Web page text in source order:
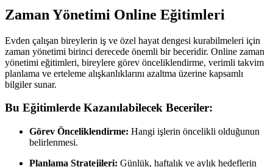
Zaman Yönetimi Online Eğitimleri
Evden çalışan bireylerin iş ve özel hayat dengesi kurabilmeleri için
zaman yönetimi birinci derecede önemli bir beceridir. Online zaman
yönetimi eğitimleri, bireylere görev önceliklendirme, verimli takvim
planlama ve erteleme alışkanlıklarını azaltma üzerine kapsamlı
bilgiler sunar.
Bu Eğitimlerde Kazanılabilecek Beceriler:
Görev Önceliklendirme: Hangi işlerin öncelikli olduğunun
belirlenmesi.
Planlama Stratejileri: Günlük, haftalık ve aylık hedeflerin